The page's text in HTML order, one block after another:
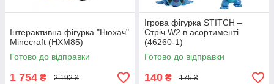
Інтерактивна фігурка "Нюхач"
Minecraft (HXM85)
Готово до відправки
1 754 ₴ 2 192 ₴
Ігрова фігурка STITCH –
Стріч W2 в асортименті
(46260-1)
Готово до відправки
140 ₴ 175 ₴